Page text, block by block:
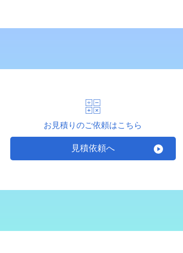
お見積りのご依頼はこちら
見積依頼へ